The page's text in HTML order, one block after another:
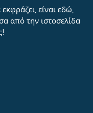
είναι εδώ,
από την ιστοσελίδα